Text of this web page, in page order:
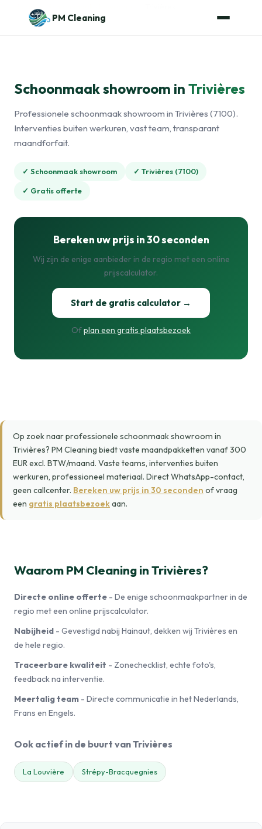
Naar de inhoud
PM Cleaning
Schoonmaak showroom in Trivières
Professionele schoonmaak showroom in Trivières (7100).
Interventies buiten werkuren, vast team, transparant
maandforfait.
✓ Schoonmaak showroom ✓ Trivières (7100)
✓ Gratis offerte
Bereken uw prijs in 30 seconden
Wij zijn de enige aanbieder in de regio met een online
prijscalculator.
Start de gratis calculator →
Ofplan een gratis plaatsbezoek
Op zoek naar professionele schoonmaak showroom in
Trivières? PM Cleaning biedt vaste maandpakketten vanaf 300
EUR excl. BTW/maand. Vaste teams, interventies buiten
werkuren, professioneel materiaal. Direct WhatsApp-contact,
geen callcenter. Bereken uw prijs in 30 seconden of vraag
een gratis plaatsbezoekaan.
Waarom PM Cleaning in Trivières?
Directe online offerte - De enige schoonmaakpartner in de
regio met een online prijscalculator.
Nabijheid - Gevestigd nabij Hainaut, dekken wij Trivières en
de hele regio.
Traceerbare kwaliteit - Zonechecklist, echte foto's,
feedback na interventie.
Meertalig team - Directe communicatie in het Nederlands,
Frans en Engels.
Ook actief in de buurt van Trivières
La Louvière Strépy-Bracquegnies